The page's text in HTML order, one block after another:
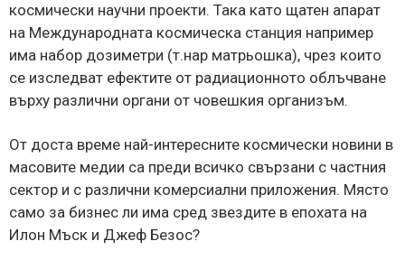
космически научни проекти. Така като щатен апарат
на Международната космическа станция например
има набор дозиметри (т.нар матрьошка), чрез които
се изследват ефектите от радиационното облъчване
върху различни органи от човешкия организъм.
От доста време най-интересните космически новини в
масовите медии са преди всичко свързани с частния
сектор и с различни комерсиални приложения. Място
само за бизнес ли има сред звездите в епохата на
Илон Мъск и Джеф Безос?